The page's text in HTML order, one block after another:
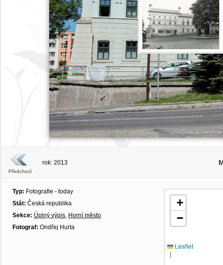
Předchozí
rok: 2013
Typ: Fotografie - today
Stát: Česká republika
Sekce: Úplný výpis, Horní město
Fotograf: Ondřej Hurta
+
−
Leaflet
|